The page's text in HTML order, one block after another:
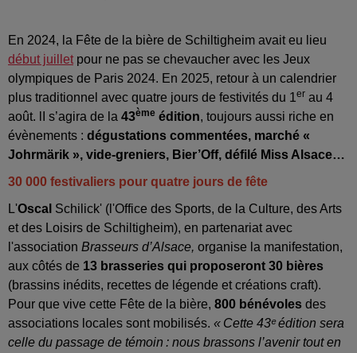
En 2024, la Fête de la bière de Schiltigheim avait eu lieu
début juillet pour ne pas se chevaucher avec les Jeux
olympiques de Paris 2024. En 2025, retour à un calendrier
plus traditionnel avec quatre jours de festivités du 1er au 4
août. lI s’agira de la 43ème édition, toujours aussi riche en
évènements : dégustations commentées, marché «
Johrmärik », vide‑greniers, Bier’Off, défilé Miss Alsace…
30 000 festivaliers pour quatre jours de fête
L'Oscal Schilick' (l'Office des Sports, de la Culture, des Arts
et des Loisirs de Schiltigheim), en partenariat avec
l'association Brasseurs d’Alsace, organise la manifestation,
aux côtés de 13 brasseries qui proposeront 30 bières
(brassins inédits, recettes de légende et créations craft).
Pour que vive cette Fête de la bière, 800 bénévoles des
associations locales sont mobilisés. « Cette 43ᵉ édition sera
celle du passage de témoin : nous brassons l’avenir tout en